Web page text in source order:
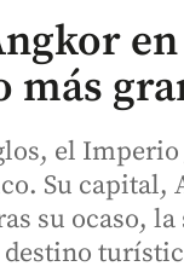
más
el
Su capital,
su ocaso,
destino